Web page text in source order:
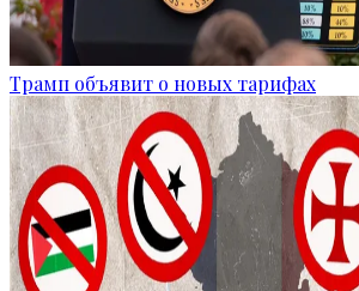
Трамп объявит о новых тарифах